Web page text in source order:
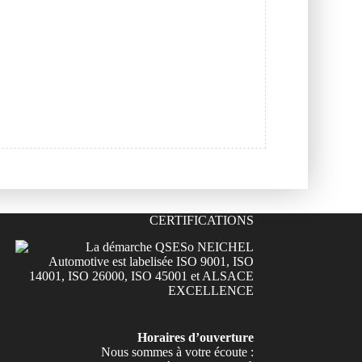
CERTIFICATIONS
Horaires d’ouverture
Nous sommes à votre écoute :